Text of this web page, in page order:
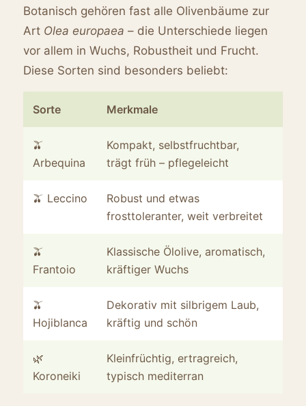
Botanisch gehören fast alle Olivenbäume zur
Art Olea europaea – die Unterschiede liegen
vor allem in Wuchs, Robustheit und Frucht.
Diese Sorten sind besonders beliebt:
Sorte Merkmale
🫒
Arbequina
Kompakt, selbstfruchtbar,
trägt früh – pflegeleicht
🫒 Leccino
Robust und etwas
frosttoleranter, weit verbreitet
🫒
Frantoio
Klassische Ölolive, aromatisch,
kräftiger Wuchs
🫒
Hojiblanca
Dekorativ mit silbrigem Laub,
kräftig und schön
🌿
Koroneiki
Kleinfrüchtig, ertragreich,
typisch mediterran